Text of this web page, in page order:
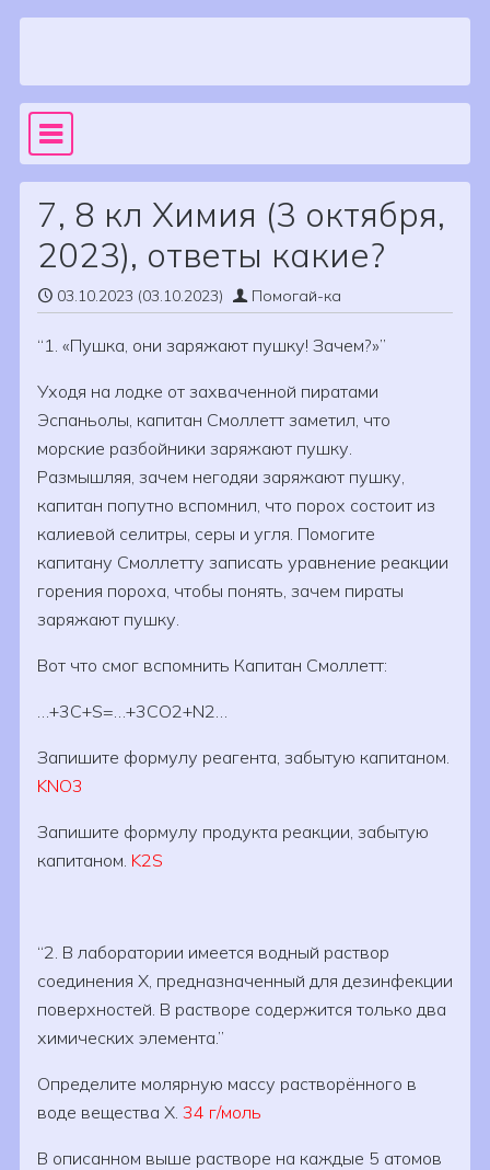
Main Navigation
7, 8 кл Химия (3 октября,
2023), ответы какие?
03.10.2023 (03.10.2023) Помогай-ка
1. «Пушка, они заряжают пушку! Зачем?»
Уходя на лодке от захваченной пиратами
Эспаньолы, капитан Смоллетт заметил, что
морские разбойники заряжают пушку.
Размышляя, зачем негодяи заряжают пушку,
капитан попутно вспомнил, что порох состоит из
калиевой селитры, серы и угля. Помогите
капитану Смоллетту записать уравнение реакции
горения пороха, чтобы понять, зачем пираты
заряжают пушку.
Вот что смог вспомнить Капитан Смоллетт:
…+3C+S=…+3CO2+N2…
Запишите формулу реагента, забытую капитаном.
KNO3
Запишите формулу продукта реакции, забытую
капитаном. K2S
2. В лаборатории имеется водный раствор
соединения X, предназначенный для дезинфекции
поверхностей. В растворе содержится только два
химических элемента.
Определите молярную массу растворённого в
воде вещества X. 34 г/моль
В описанном выше растворе на каждые 5 атомов